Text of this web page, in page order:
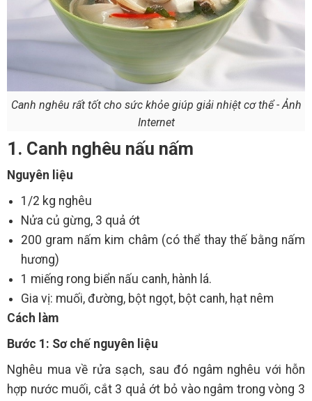
Canh nghêu rất tốt cho sức khỏe giúp giải nhiệt cơ thể - Ảnh
Internet
1. Canh nghêu nấu nấm
Nguyên liệu
1/2 kg nghêu
Nửa củ gừng, 3 quả ớt
200 gram nấm kim châm (có thể thay thế bằng nấm
hương)
1 miếng rong biển nấu canh, hành lá.
Gia vị: muối, đường, bột ngọt, bột canh, hạt nêm
Cách làm
Bước 1: Sơ chế nguyên liệu
Nghêu mua về rửa sạch, sau đó ngâm nghêu với hỗn
hợp nước muối, cắt 3 quả ớt bỏ vào ngâm trong vòng 3